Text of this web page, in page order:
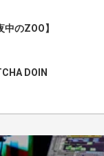
のZOO】
DOIN